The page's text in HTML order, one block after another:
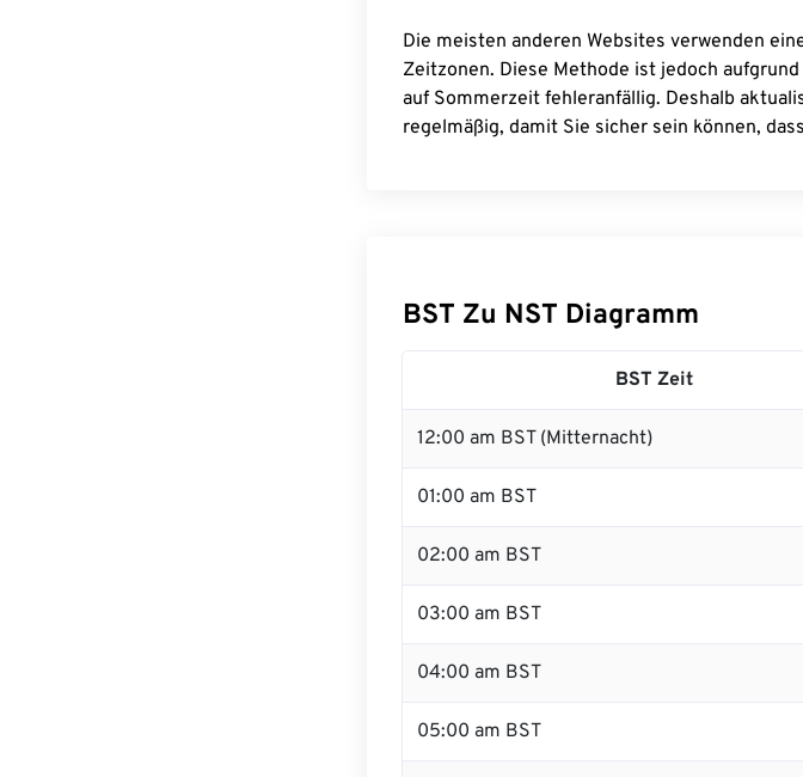
Die meisten anderen Websites verwenden
Zeitzonen. Diese Methode ist jedoch
auf Sommerzeit fehleranfällig. Deshalb
regelmäßig, damit Sie sicher sein können,
BST Zu NST Diagramm
BST Zeit
12:00 am BST (Mitternacht)
01:00 am BST
02:00 am BST
03:00 am BST
04:00 am BST
05:00 am BST